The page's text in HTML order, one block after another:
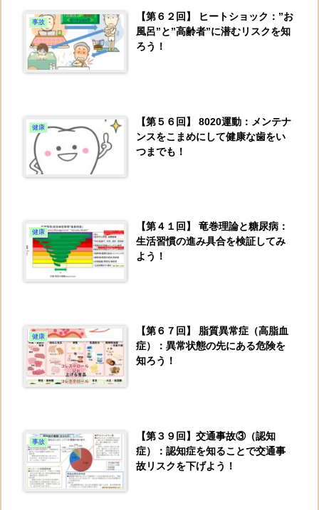
事故
【第６２回】 ヒートショック：”お
風呂”と”高齢者”に潜むリスクを知
ろう！
健康
【第５６回】 8020運動：メンテナ
ンスをこまめにして健康な歯をい
つまでも！
健康
【第４１回】 竜巻理論と糖尿病：
生活習慣の進み具合を検証してみ
よう！
健康
【第６７回】 脂質異常症（高脂血
症）：異常状態の先にある危険を
知ろう！
事故
【第３９回】交通事故③（認知
症）：認知症を知ることで交通事
故リスクを下げよう！